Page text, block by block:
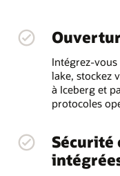
Intégrez-
lake, stockez
à Iceberg et
protocoles
Sécurité